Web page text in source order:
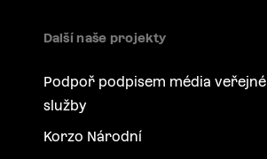
Další naše projekty
Podpoř podpisem média veřejné
služby
Korzo Národní